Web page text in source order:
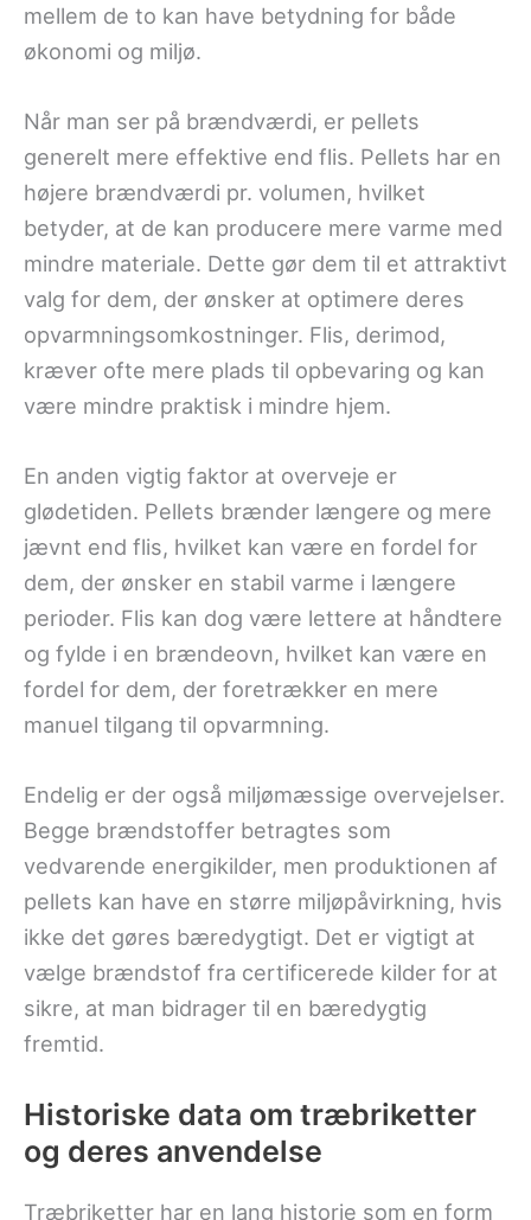
mellem de to kan have betydning for både
økonomi og miljø.
Når man ser på brændværdi, er pellets
generelt mere effektive end flis. Pellets har en
højere brændværdi pr. volumen, hvilket
betyder, at de kan producere mere varme med
mindre materiale. Dette gør dem til et attraktivt
valg for dem, der ønsker at optimere deres
opvarmningsomkostninger. Flis, derimod,
kræver ofte mere plads til opbevaring og kan
være mindre praktisk i mindre hjem.
En anden vigtig faktor at overveje er
glødetiden. Pellets brænder længere og mere
jævnt end flis, hvilket kan være en fordel for
dem, der ønsker en stabil varme i længere
perioder. Flis kan dog være lettere at håndtere
og fylde i en brændeovn, hvilket kan være en
fordel for dem, der foretrækker en mere
manuel tilgang til opvarmning.
Endelig er der også miljømæssige overvejelser.
Begge brændstoffer betragtes som
vedvarende energikilder, men produktionen af
pellets kan have en større miljøpåvirkning, hvis
ikke det gøres bæredygtigt. Det er vigtigt at
vælge brændstof fra certificerede kilder for at
sikre, at man bidrager til en bæredygtig
fremtid.
Historiske data om træbriketter
og deres anvendelse
Træbriketter har en lang historie som en form